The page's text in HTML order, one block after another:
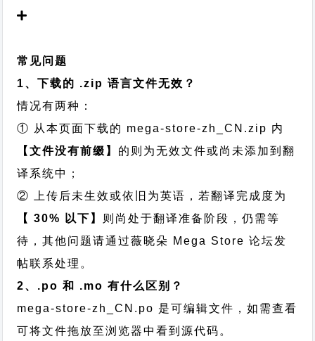
常见问题
1、下载的 .zip 语言文件无效？
情况有两种：
① 从本页面下载的 mega-store-zh_CN.zip 内
【文件没有前缀】 的则为无效文件或尚未添加到翻
译系统中；
② 上传后未生效或依旧为英语，若翻译完成度为
【 30% 以下】 则尚处于翻译准备阶段，仍需等
待，其他问题请通过薇晓朵 Mega Store 论坛发
帖联系处理。
2、.po 和 .mo 有什么区别？
mega-store-zh_CN.po 是可编辑文件，如需查看
可将文件拖放至浏览器中看到源代码。